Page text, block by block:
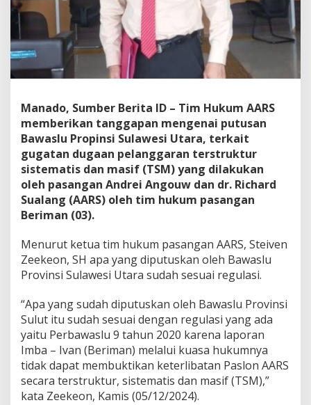
A
A
R
S
d
i
w
a
s
l
u
S
u
l
Manado, Sumber Berita ID – Tim Hukum AARS
memberikan tanggapan mengenai putusan
Bawaslu Propinsi Sulawesi Utara, terkait
gugatan dugaan pelanggaran terstruktur
sistematis dan masif (TSM) yang dilakukan
oleh pasangan Andrei Angouw dan dr. Richard
Sualang (AARS) oleh tim hukum pasangan
Beriman (03).
Menurut ketua tim hukum pasangan AARS, Steiven
Zeekeon, SH apa yang diputuskan oleh Bawaslu
Provinsi Sulawesi Utara sudah sesuai regulasi.
“Apa yang sudah diputuskan oleh Bawaslu Provinsi
Sulut itu sudah sesuai dengan regulasi yang ada
yaitu Perbawaslu 9 tahun 2020 karena laporan
Imba – Ivan (Beriman) melalui kuasa hukumnya
tidak dapat membuktikan keterlibatan Paslon AARS
secara terstruktur, sistematis dan masif (TSM),”
kata Zeekeon, Kamis (05/12/2024).